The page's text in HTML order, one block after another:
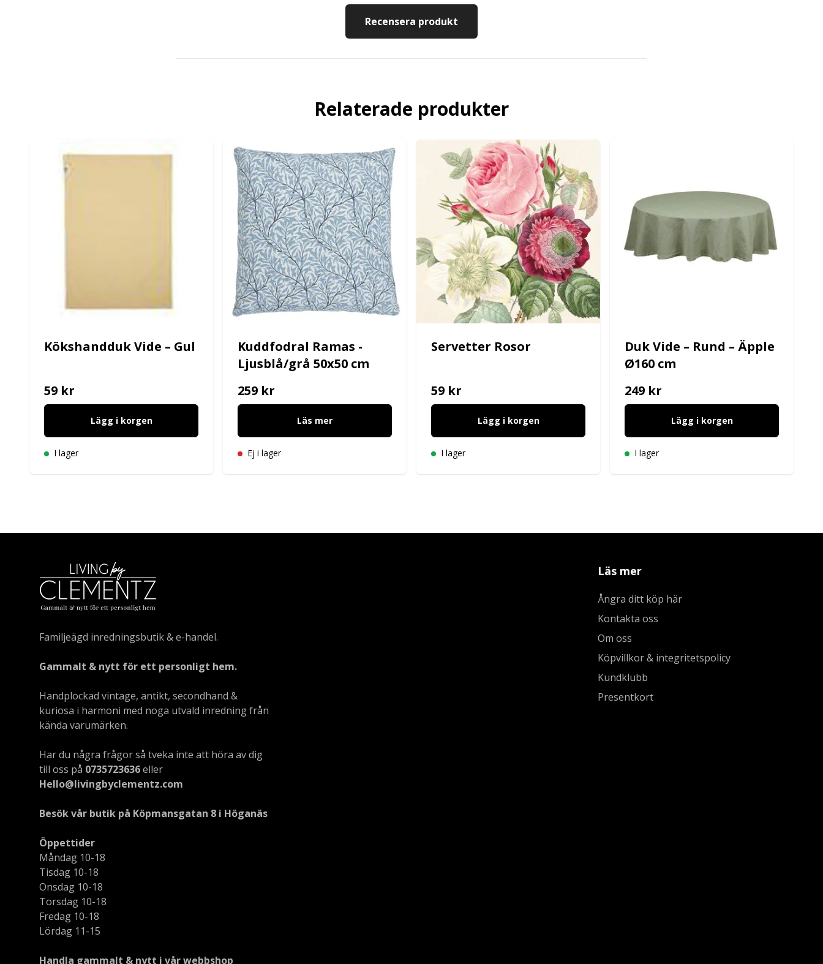
Recensera produkt
Relaterade produkter
Kökshandduk Vide – Gul
59 kr
Lägg i korgen
I lager
Kuddfodral Ramas -
Ljusblå/grå 50x50 cm
259 kr
Läs mer
Ej i lager
Servetter Rosor
59 kr
Lägg i korgen
I lager
Duk Vide – Rund – Äpple
Ø160 cm
249 kr
Lägg i korgen
I lager
Familjeägd inredningsbutik & e-handel.
Gammalt & nytt för ett personligt hem.
Handplockad vintage, antikt, secondhand &
kuriosa i harmoni med noga utvald inredning från
kända varumärken.
Har du några frågor så tveka inte att höra av dig
till oss på 0735723636eller
Hello@livingbyclementz.com
Besök vår butik på Köpmansgatan 8 i Höganäs
Öppettider
Måndag 10-18
Tisdag 10-18
Onsdag 10-18
Torsdag 10-18
Fredag 10-18
Lördag 11-15
Handla gammalt & nytt i vår webbshop
Läs mer
Ångra ditt köp här
Kontakta oss
Om oss
Köpvillkor & integritetspolicy
Kundklubb
Presentkort